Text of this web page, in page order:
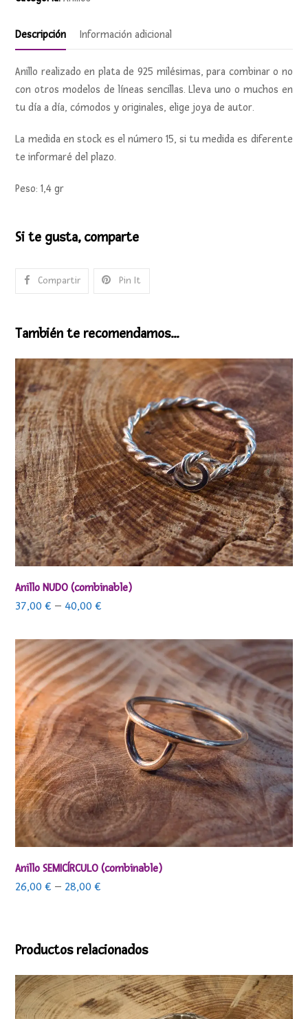
Descripción Información adicional
Anillo realizado en plata de 925 milésimas, para combinar o no
con otros modelos de líneas sencillas. Lleva uno o muchos en
tu día a día, cómodos y originales, elige joya de autor.
La medida en stock es el número 15, si tu medida es diferente
te informaré del plazo.
Peso: 1,4 gr
Si te gusta, comparte
Compartir Pin It
También te recomendamos…
Anillo NUDO (combinable)
37,00€ –40,00€
Anillo SEMICÍRCULO (combinable)
26,00€ – 28,00€
Productos relacionados